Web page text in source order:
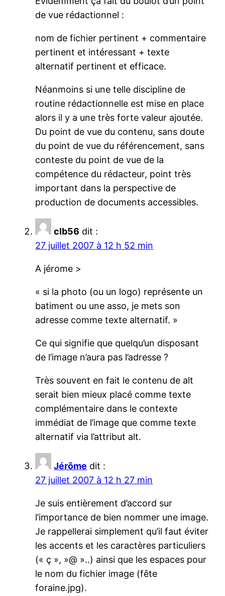
de vue rédactionnel :
nom de fichier pertinent + commentaire
pertinent et intéressant + texte
alternatif pertinent et efficace.
Néanmoins si une telle discipline de
routine rédactionnelle est mise en place
alors il y a une très forte valeur ajoutée.
Du point de vue du contenu, sans doute
du point de vue du référencement, sans
conteste du point de vue de la
compétence du rédacteur, point très
important dans la perspective de
production de documents accessibles.
clb56 dit :
27 juillet 2007 à 12 h 52 min
A jérome >
« si la photo (ou un logo) représente un
batiment ou une asso, je mets son
adresse comme texte alternatif. »
Ce qui signifie que quelqu’un disposant
de l’image n’aura pas l’adresse ?
Très souvent en fait le contenu de alt
serait bien mieux placé comme texte
complémentaire dans le contexte
immédiat de l’image que comme texte
alternatif via l’attribut alt.
Jérôme dit :
27 juillet 2007 à 12 h 27 min
Je suis entièrement d’accord sur
l’importance de bien nommer une image.
Je rappellerai simplement qu’il faut éviter
les accents et les caractères particuliers
(« ç », »@ »..) ainsi que les espaces pour
le nom du fichier image (fête
foraine.jpg).